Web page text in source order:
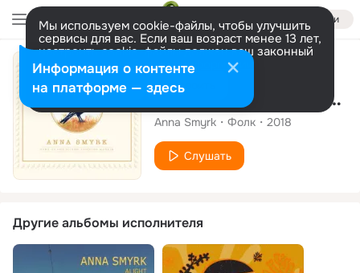
Войти
Мы используем cookie-файлы, чтобы улучшить
сервисы для вас. Если ваш возраст менее 13 лет,
настроить cookie-файлы должен ваш законный
представитель. Больше информации
Разрешить все Настроить
Альбом
Song of the Silver-tongued Magpie
Anna Smyrk Фолк 2018
Слушать
Другие альбомы исполнителя
Информация о контенте
на платформе — здесь